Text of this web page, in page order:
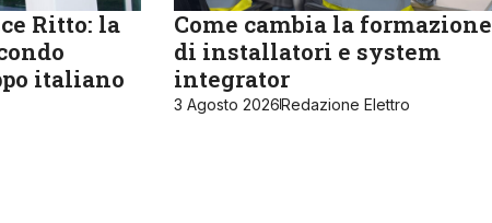
Ritto: la
italiano
Come cambia la formazione
di installatori e system
integrator
3 Agosto 2026Redazione Elettro